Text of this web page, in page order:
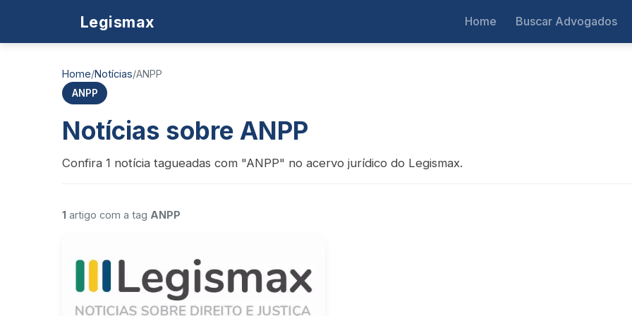
Legismax Home Buscar Advogados
Home/Notícias/ANPP
ANPP
Notícias sobre ANPP
Confira 1 notícia tagueadas com "ANPP" no acervo jurídico do Legismax.
1 artigo com a tag ANPP